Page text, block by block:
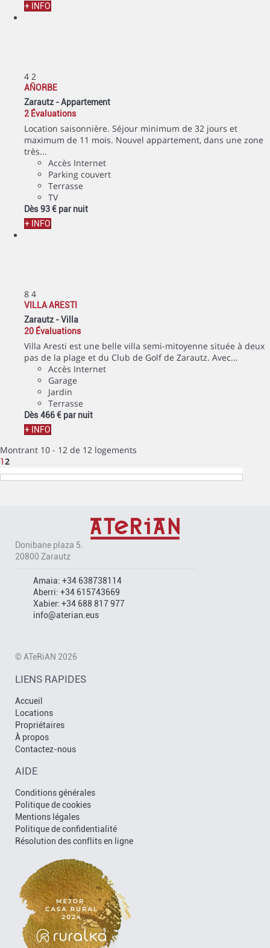
+ INFO
4 2
AÑORBE
Zarautz -Appartement
2 Évaluations
Location saisonnière. Séjour minimum de 32 jours et
maximum de 11 mois. Nouvel appartement, dans une zone
très...
Accès Internet
Parking couvert
Terrasse
TV
Dès 93 € par nuit
+ INFO
8 4
VILLA ARESTI
Zarautz -Villa
20 Évaluations
Villa Aresti est une belle villa semi-mitoyenne située à deux
pas de la plage et du Club de Golf de Zarautz. Avec...
Accès Internet
Garage
Jardin
Terrasse
Dès 466 € par nuit
+ INFO
Montrant 10 - 12 de 12 logements
12
Donibane plaza 5.
20800 Zarautz
Amaia: +34 638738114
Aberri: +34 615743669
Xabier: +34 688 817 977
info@aterian.eus
© ATeRiAN 2026
LIENS RAPIDES
Accueil
Locations
Propriétaires
À propos
Contactez-nous
AIDE
Conditions générales
Politique de cookies
Mentions légales
Politique de confidentialité
Résolution des conflits en ligne